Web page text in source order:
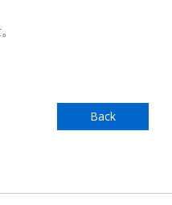
Back